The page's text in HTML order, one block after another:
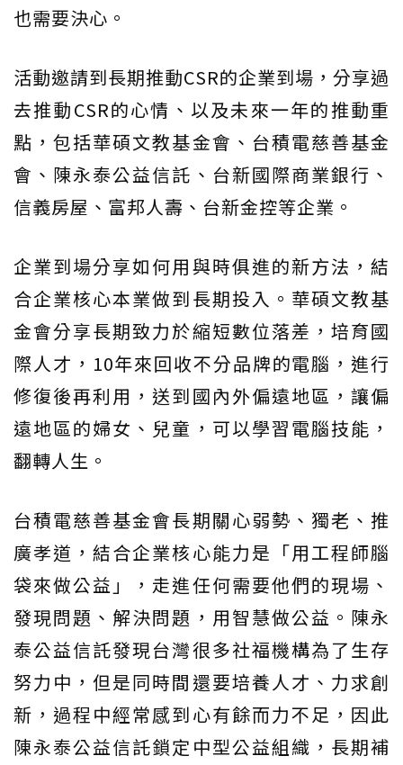
也需要決心。
活動邀請到長期推動CSR的企業到場，分享過
去推動CSR的心情、以及未來一年的推動重
點，包括華碩文教基金會、台積電慈善基金
會、陳永泰公益信託、台新國際商業銀行、
信義房屋、富邦人壽、台新金控等企業。
企業到場分享如何用與時俱進的新方法，結
合企業核心本業做到長期投入。華碩文教基
金會分享長期致力於縮短數位落差，培育國
際人才，10年來回收不分品牌的電腦，進行
修復後再利用，送到國內外偏遠地區，讓偏
遠地區的婦女、兒童，可以學習電腦技能，
翻轉人生。
台積電慈善基金會長期關心弱勢、獨老、推
廣孝道，結合企業核心能力是「用工程師腦
袋來做公益」，走進任何需要他們的現場、
發現問題、解決問題，用智慧做公益。陳永
泰公益信託發現台灣很多社福機構為了生存
努力中，但是同時間還要培養人才、力求創
新，過程中經常感到心有餘而力不足，因此
陳永泰公益信託鎖定中型公益組織，長期補